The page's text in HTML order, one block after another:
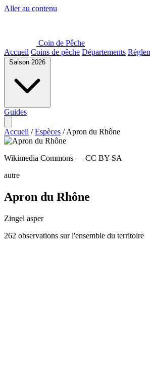
Aller au contenu
Coin de Pêche
Accueil Coins de pêche Départements
Saison 2026
Guides
Accueil / Espèces / Apron du Rhône
Wikimedia Commons — CC BY-SA
autre
Apron du Rhône
Zingel asper
262 observations sur l'ensemble du territoire